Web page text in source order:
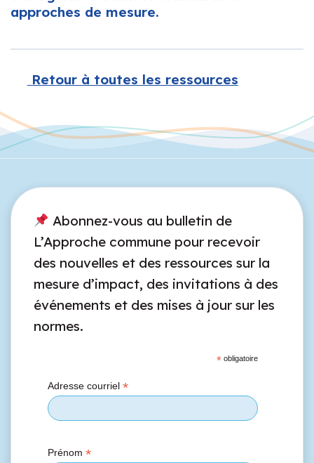
approches de mesure.
Retour à toutes les ressources
Abonnez-vous au bulletin de
L’Approche commune pour recevoir
des nouvelles et des ressources sur la
mesure d’impact, des invitations à des
événements et des mises à jour sur les
normes.
*obligatoire
Adresse courriel *
Prénom *